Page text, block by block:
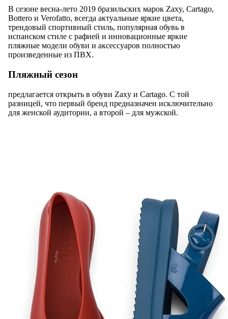
В сезоне весна-лето 2019 бразильских марок Zaxy, Cartago,
Bottero и Verofatto, всегда актуальные яркие цвета,
трендовый спортивный стиль, популярная обувь в
испанском стиле с рафией и инновационные яркие
пляжные модели обуви и аксессуаров полностью
произведенные из ПВХ.
Пляжный сезон
предлагается открыть в обуви Zaxy и Cartago. С той
разницей, что первый бренд предназначен исключительно
для женской аудитории, а второй – для мужской.